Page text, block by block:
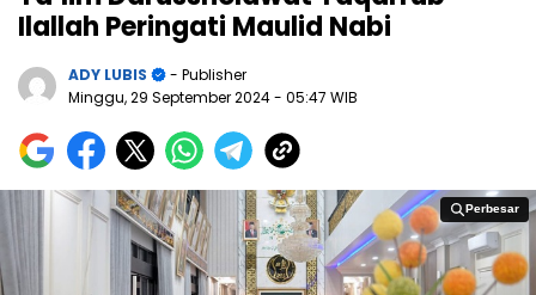
Ilallah Peringati Maulid Nabi
ADY LUBIS
- Publisher
Minggu, 29 September 2024- 05:47 WIB
Perbesar
Perbesar